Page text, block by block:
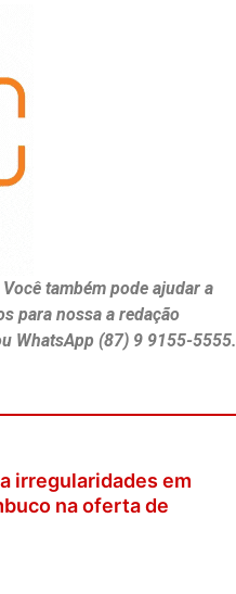
também pode ajudar a
para nossa a redação
WhatsApp (87) 9 9155-5555.
irregularidades em
na oferta de